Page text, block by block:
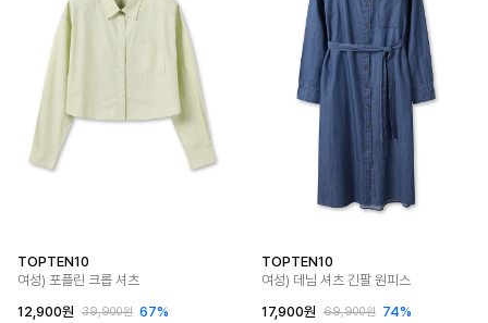
TOPTEN10
여성) 포플린 크롭 셔츠
12,900원
39,900원 67%
TOPTEN10
여성) 데님 셔츠 긴팔 원피스
17,900원
69,900원 74%